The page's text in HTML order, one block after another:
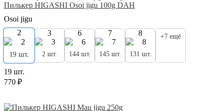
Пилькер HIGASHI Osoi jigu 100g DAH
Osoi jigu
2
19 шт.
3
2 шт.
6
144 шт.
7
145 шт.
8
131 шт.
+7 ещё
19 шт.
770 ₽